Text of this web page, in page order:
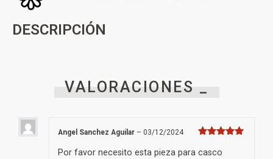
DESCRIPCIÓN
VALORACIONES _
5de 5
Angel Sanchez Aguilar – 03/12/2024
Por favor necesito esta pieza para casco